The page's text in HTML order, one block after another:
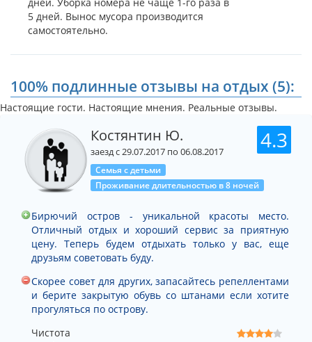
5 дней. Вынос мусора производится
самостоятельно.
100% подлинные отзывы на отдых (5):
Настоящие гости. Настоящие мнения. Реальные отзывы.
4.3
Костянтин Ю.
заезд с 29.07.2017 по 06.08.2017
Семья с детьми
Проживание длительностью в 8 ночей
Бирючий остров - уникальной красоты место.
Отличный отдых и хороший сервис за приятную
цену. Теперь будем отдыхать только у вас, еще
друзьям советовать буду.
Скорее совет для других, запасайтесь репеллентами
и берите закрытую обувь со штанами если хотите
прогуляться по острову.
Чистота